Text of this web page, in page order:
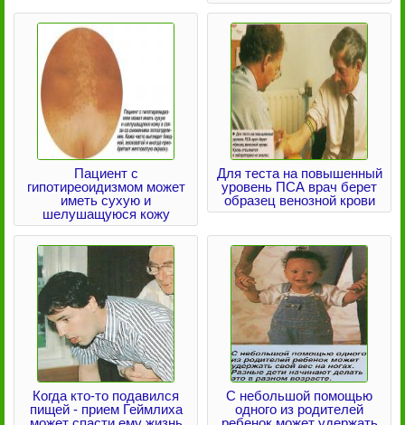
Пациент с
гипотиреоидизмом может
иметь сухую и
шелушащуюся кожу
Для теста на повышенный
уровень ПСА врач берет
образец венозной крови
Когда кто-то подавился
пищей - прием Геймлиха
С небольшой помощью
одного из родителей